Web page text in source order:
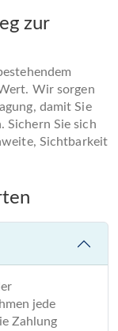
zur
Wir sorgen
damit Sie
Sichern Sie sich
Sichtbarkeit
jede
Zahlung